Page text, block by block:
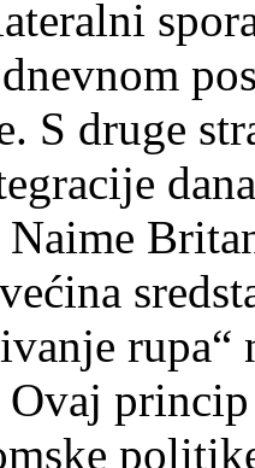
S druge
Naime
rupa“
princip